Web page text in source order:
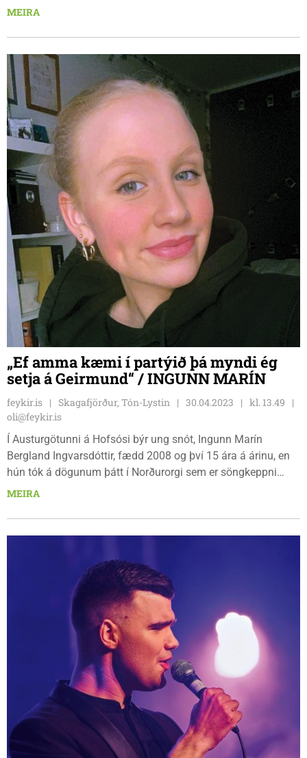
því um að gera að plata Sigurdísi í að svara Tón-lystinni í
1993 og alin upp í Ártúnum í Blöndudal í Austur-
Húnavatnssýslu. Foreldrar hennar eru Tryggvi Jónsson og
Jóhanna Magnúsdóttir.
MEIRA
„Ef amma kæmi í partýið þá myndi ég
setja á Geirmund“ / INGUNN MARÍN
feykir.is Skagafjörður, Tón-Lystin 30.04.2023
kl. 13.49
oli@feykir.is
Í Austurgötunni á Hofsósi býr ung snót, Ingunn Marín
Bergland Ingvarsdóttir, fædd 2008 og því 15 ára á árinu, en
hún tók á dögunum þátt í Norðurorgi sem er söngkeppni
félagsmiðstöðvanna á Norðurlandi. Ingunn hefur áhuga á
Einari Þorvaldssyni en tel mig vera þúsundþjalasmið í
þjálfun og spila líka á píanó, blokkflautu og ukulele. Þegar ég
MEIRA